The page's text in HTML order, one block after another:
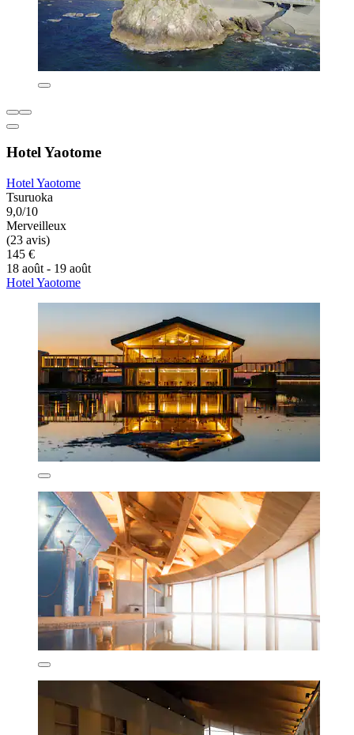
Hotel Yaotome
Hotel Yaotome
Tsuruoka
9,0/10
Merveilleux
(23 avis)
145 €
18 août - 19 août
Hotel Yaotome